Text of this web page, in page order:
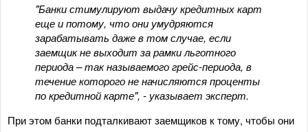
"Банки стимулируют выдачу кредитных карт
еще и потому, что они умудряются
зарабатывать даже в том случае, если
заемщик не выходит за рамки льготного
периода – так называемого грейс-периода, в
течение которого не начисляются проценты
по кредитной карте", - указывает эксперт.
При этом банки подталкивают заемщиков к тому, чтобы они